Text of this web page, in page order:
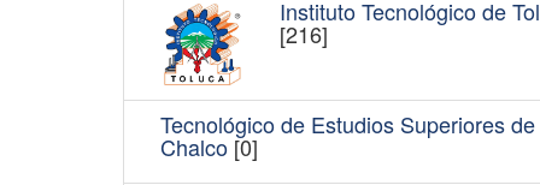
Instituto Tecnológico de
[216]
Tecnológico de Estudios Superiores de
Chalco [0]